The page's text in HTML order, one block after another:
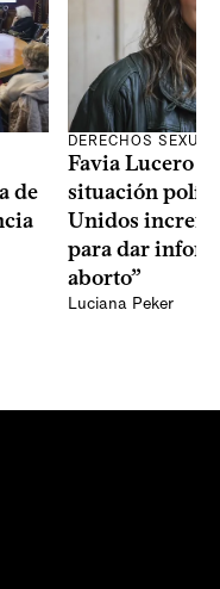
de
DERECHOS
Favia Lucero
situación
Unidos
para dar
aborto”
Luciana Peker